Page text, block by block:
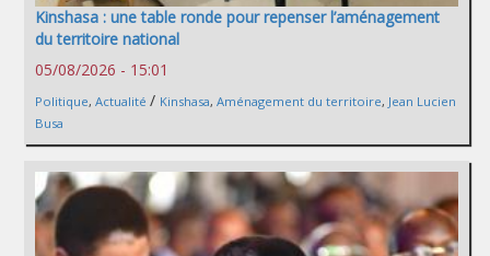
Kinshasa : une table ronde pour repenser l’aménagement
du territoire national
05/08/2026 - 15:01
Politique, Actualité / Kinshasa, Aménagement du territoire, Jean Lucien
Busa